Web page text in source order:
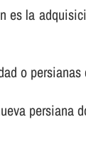
la
o persianas
persiana